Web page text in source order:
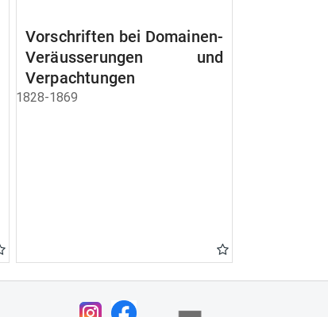
Vorschriften bei Domainen-
Veräusserungen und
Verpachtungen
1828-1869